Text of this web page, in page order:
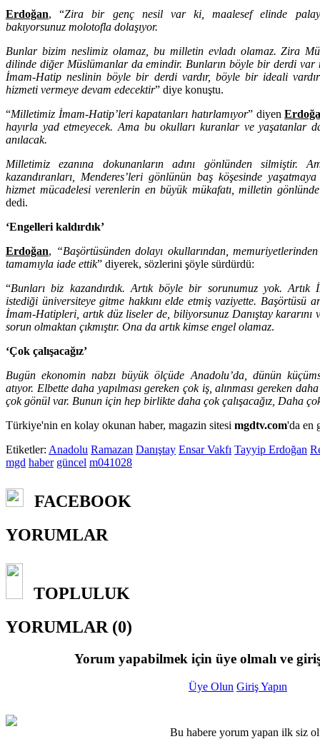
Erdoğan, “Zira bir genç nesil var ki, maalesef elinde
bakıyorsunuz molotofla dolaşıyor.
Bunlar bizim neslimiz olamaz, bu milletin evladı olamaz. Zira
dilinde diğer Müslümanlar da emindir. Bunların böyle bir derdi var
İmam-Hatip neslinin böyle bir derdi vardır, böyle bir ideali
hizmeti vermeye devam edecektir” diye konuştu.
“Milletimiz İmam-Hatip’leri kapatanları hatırlamıyor” diyen
hayırla yad etmeyecek. Ama bu okulları kuranlar ve yaşatanlar
anılacak.
Milletimiz ezanına dokunanların adını gönlünden silmiştir.
kazandıranları, Menderes’leri gönlünün baş köşesinde
hizmet mücadelesi verenlerin en büyük mükafatı, milletin
dedi.
‘Engelleri kaldırdık’
Erdoğan, “Başörtüsünden dolayı okullarından,
tamamıyla iade ettik” diyerek, sözlerini şöyle sürdürdü:
“Bunları biz kazandırdık. Artık böyle bir sorunumuz yok. Artık
istediği üniversiteye gitme hakkını elde etmiş vaziyette. Başörtüsü
İmam-Hatipleri, artık düz liseler de, biliyorsunuz Danıştay kararını
sorun olmaktan çıkmıştır. Ona da artık kimse engel olamaz.
‘Çok çalışacağız’
Bugün ekonomin nabzı büyük ölçüde Anadolu’da, dünün
atıyor. Elbette daha yapılması gereken çok iş, alınması gereken
çok gönül var. Bunun için hep birlikte daha çok çalışacağız, Daha
Türkiye'nin en kolay okunan haber, magazin sitesi mgdtv.com'da en
Etiketler: Anadolu Ramazan Danıştay Ensar Vakfı Tayyip Erdoğan
mgd haber güncel m041028
FACEBOOK
YORUMLAR
TOPLULUK
YORUMLAR (0)
Yorum yapabilmek için üye olmalı ve giriş
Üye Olun Giriş Yapın
Bu habere yorum yapan ilk siz